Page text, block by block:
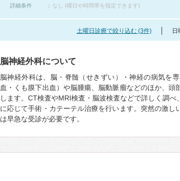
詳細条件
なし (曜日や時間帯を指定できます)
土曜日診療で絞り込む (3件) 日
脳神経外科について
脳神経外科は、脳・脊髄（せきずい）・神経の病気を
血・くも膜下出血）や脳腫瘍、脳動脈瘤などのほか、
します。CT検査やMRI検査・脳波検査などで詳しく調
に応じて手術・カテーテル治療を行います。突然の激
は早急な受診が必要です。